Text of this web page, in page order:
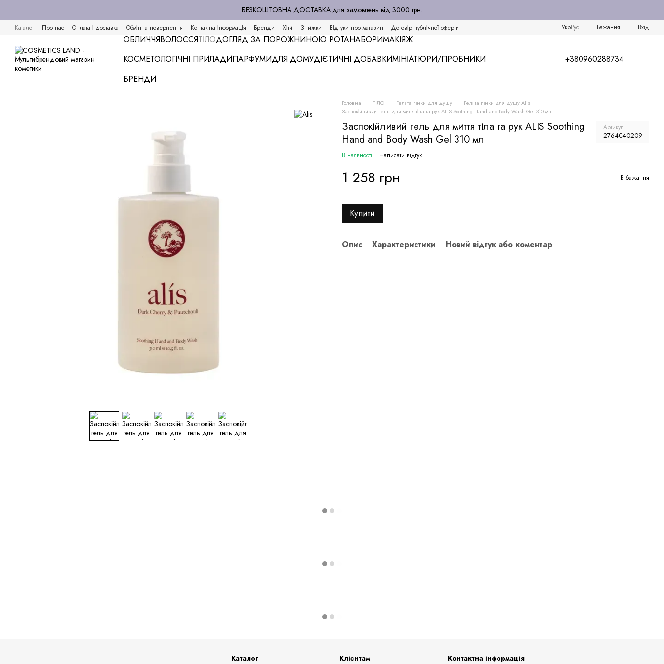
БЕЗКОШТОВНА ДОСТАВКА для замовлень від 3000 грн.
Каталог Про нас Оплата і доставка Обмін та повернення Контактна інформація Бренди Хіти Знижки Відгуки про магазин Договір публічної оферти УкрРус Бажання Вхід
ОБЛИЧЧЯВОЛОССЯТІЛОДОГЛЯД ЗА ПОРОЖНИНОЮ РОТАНАБОРИМАКІЯЖ
КОСМЕТОЛОГІЧНІ ПРИЛАДИПАРФУМИДЛЯ ДОМУДІЄТИЧНІ ДОБАВКИМІНІАТЮРИ/ПРОБНИКИ
БРЕНДИ
+380960288734
Головна ТІЛО Гелі та пінки для душу
Гелі та пінки для душу Alis
Заспокійливий гель для миття тіла та рук ALIS Soothing Hand and Body Wash Gel 310 мл
Заспокійливий гель для миття тіла та рук ALIS Soothing
Hand and Body Wash Gel 310 мл
Артикул
2764040209
В наявності Написати відгук
1 258 грн В бажання
Купити
Опис Характеристики Новий відгук або коментар
Каталог Клієнтам Контактна інформація